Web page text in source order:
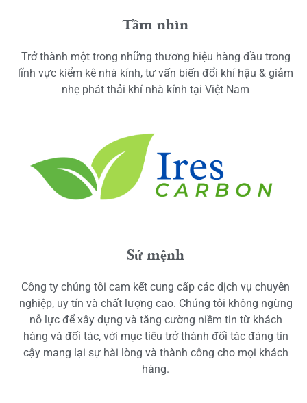
Tầm nhìn
Trở thành một trong những thương hiệu hàng đầu trong
lĩnh vực kiểm kê nhà kính, tư vấn biến đổi khí hậu & giảm
nhẹ phát thải khí nhà kính tại Việt Nam
Sứ mệnh
Công ty chúng tôi cam kết cung cấp các dịch vụ chuyên
nghiệp, uy tín và chất lượng cao. Chúng tôi không ngừng
nỗ lực để xây dựng và tăng cường niềm tin từ khách
hàng và đối tác, với mục tiêu trở thành đối tác đáng tin
cậy mang lại sự hài lòng và thành công cho mọi khách
hàng.